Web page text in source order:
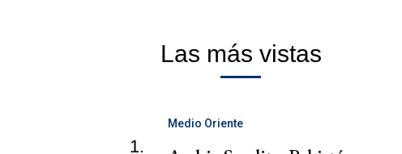
Las más vistas
1.
Medio Oriente